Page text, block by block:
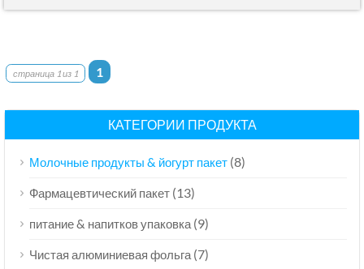
страница 1 из 1 1
КАТЕГОРИИ ПРОДУКТА
Молочные продукты & йогурт пакет (8)
Фармацевтический пакет (13)
питание & напитков упаковка (9)
Чистая алюминиевая фольга (7)